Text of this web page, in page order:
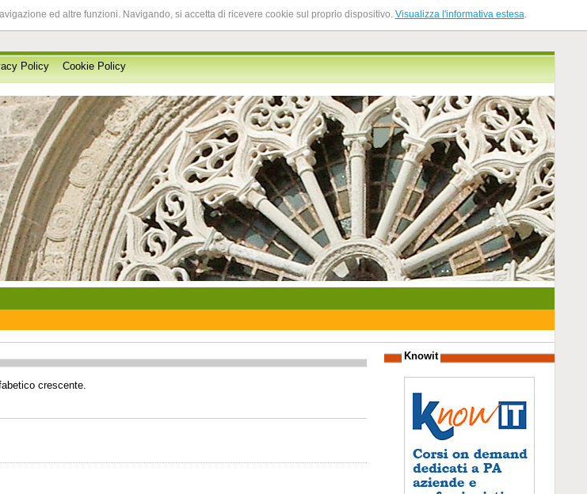
ed altre funzioni. Navigando, si accetta di ricevere cookie sul proprio dispositivo. Visualizza l'informativa estesa.
Policy Cookie Policy
crescente.
Knowit